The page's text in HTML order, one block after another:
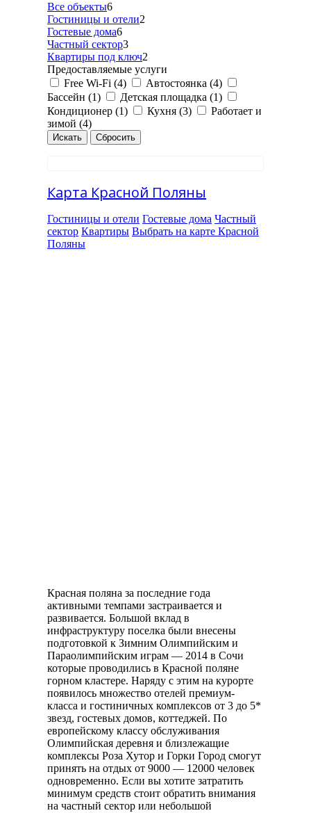
Все объекты6
Гостиницы и отели2
Гостевые дома6
Частный сектор3
Квартиры под ключ2
Предоставляемые услуги
Free Wi-Fi (4)
Автостоянка (4)
Бассейн (1)
Детская площадка (1)
Кондиционер (1)
Кухня (3)
Работает и
зимой (4)
Карта Красной Поляны
Гостиницы и отели Гостевые дома Частный
сектор Квартиры Выбрать на карте Красной
Поляны
Красная поляна за последние года
активными темпами застраивается и
развивается. Большой вклад в
инфраструктуру поселка были внесены
подготовкой к Зимним Олимпийским и
Параолимпийским играм — 2014 в Сочи
которые проводились в Красной поляне
горном кластере. Наряду с этим на курорте
появилось множество отелей премиум-
класса и гостиничных комплексов от 3 до 5*
звезд, гостевых домов, коттеджей. По
европейскому классу обслуживания
Олимпийская деревня и близлежащие
комплексы Роза Хутор и Горки Город смогут
принять на отдых от 9000 — 12000 человек
одновременно. Если вы хотите затратить
минимум средств стоит обратить внимания
на частный сектор или небольшой